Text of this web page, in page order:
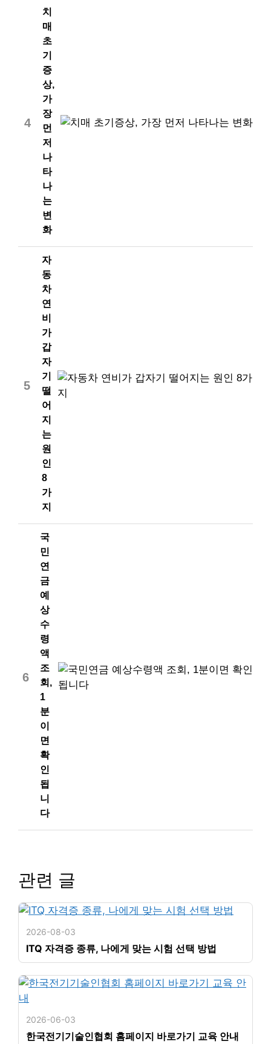
4
치
매
초
기
증
상,
가
장
먼
저
나
타
나
는
변
화
5
자
동
차
연
비
가
갑
자
기
떨
어
지
는
원
인
8
가
지
6
국
민
연
금
예
상
수
령
액
조
회,
1
분
이
면
확
인
됩
니
다
관련 글
2026-08-03
ITQ 자격증 종류, 나에게 맞는 시험 선택 방법
2026-06-03
한국전기기술인협회 홈페이지 바로가기 교육 안내